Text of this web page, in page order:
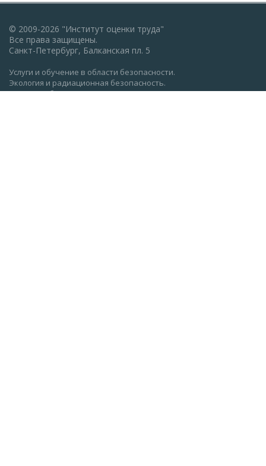
© 2009-2026 "Институт оценки труда"
Все права защищены.
Санкт-Петербург, Балканская пл. 5
Услуги и обучение в области безопасности.
Экология и радиационная безопасность.
Пожарная безопасность, ГО и ЧС.